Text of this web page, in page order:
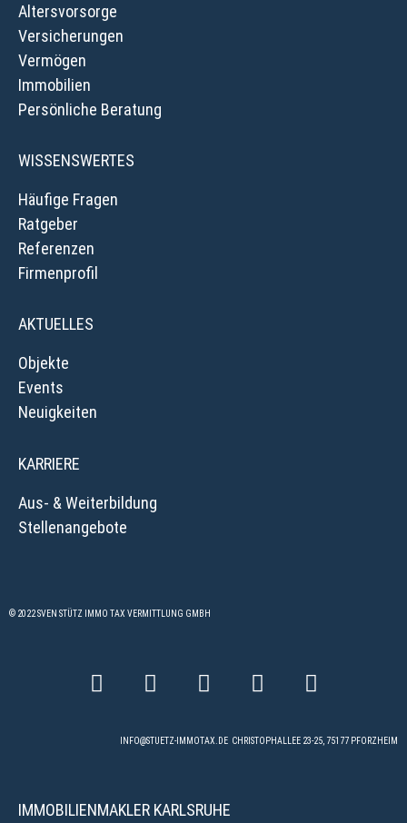
Altersvorsorge
Versicherungen
Vermögen
Immobilien
Persönliche Beratung
WISSENSWERTES
Häufige Fragen
Ratgeber
Referenzen
Firmenprofil
AKTUELLES
Objekte
Events
Neuigkeiten
KARRIERE
Aus- & Weiterbildung
Stellenangebote
© 2022 SVEN STÜTZ IMMO TAX VERMITTLUNG GMBH
INFO@STUETZ-IMMOTAX.DE CHRISTOPHALLEE 23-25, 75177 PFORZHEIM
IMMOBILIENMAKLER KARLSRUHE